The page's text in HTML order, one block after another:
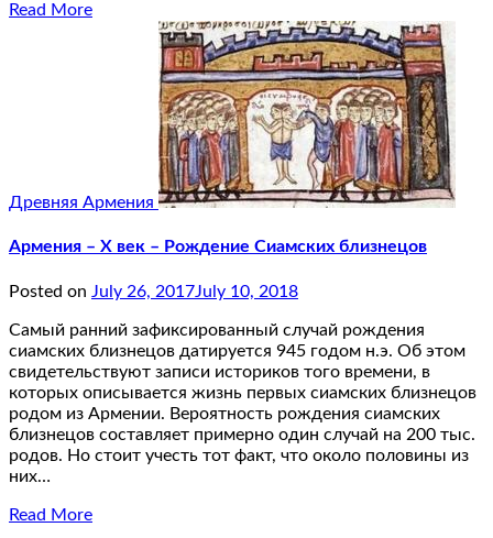
Read More
Древняя Армения
Армения – X век – Рождение Сиамских близнецов
Posted on July 26, 2017July 10, 2018
Самый ранний зафиксированный случай рождения
сиамских близнецов датируется 945 годом н.э. Об этом
свидетельствуют записи историков того времени, в
которых описывается жизнь первых сиамских близнецов
родом из Армении. Вероятность рождения сиамских
близнецов составляет примерно один случай на 200 тыс.
родов. Но стоит учесть тот факт, что около половины из
них…
Read More